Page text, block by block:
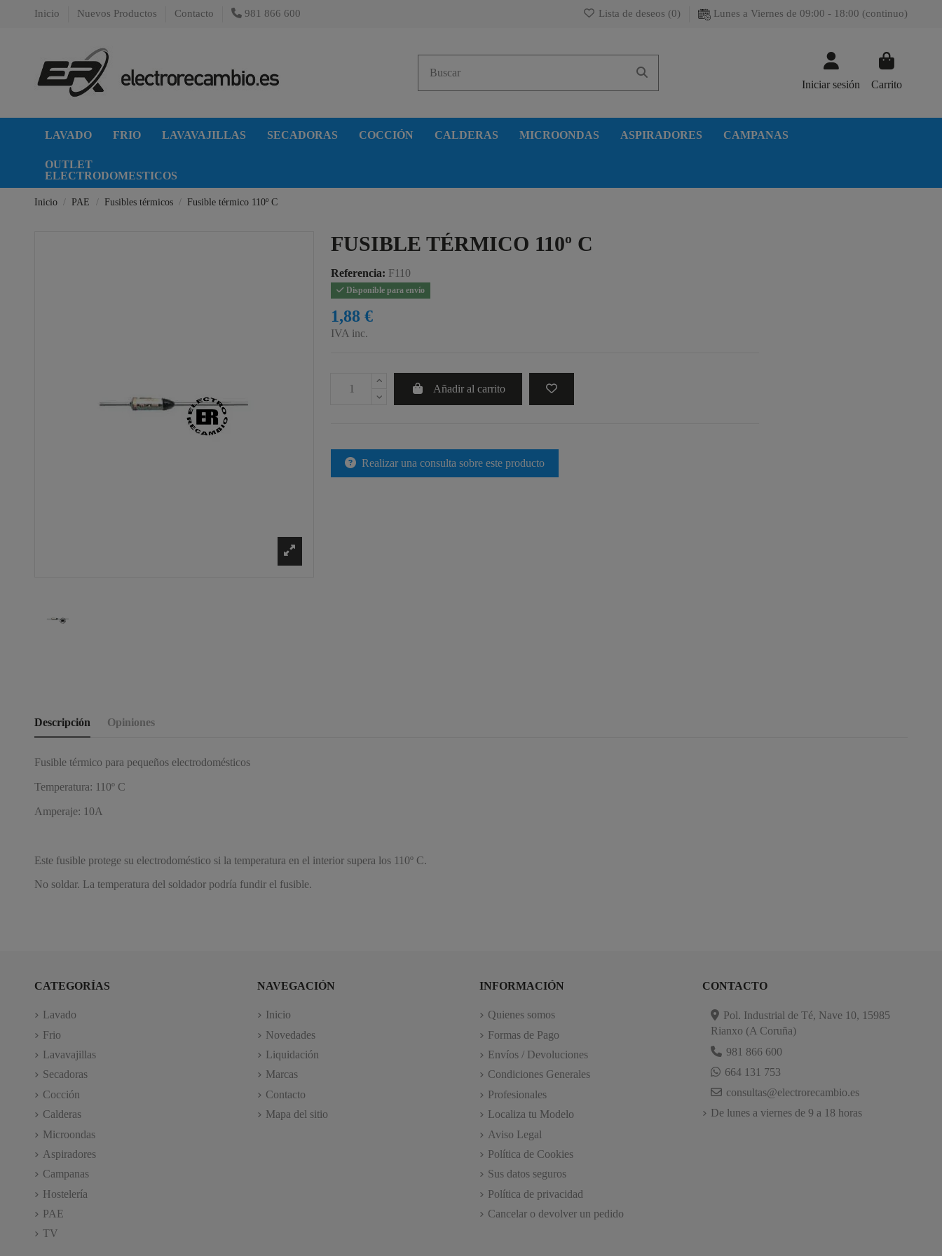
Inicio Nuevos Productos Contacto 981 866 600 Lista de deseos (0) Lunes a Viernes de 09:00 - 18:00 (continuo)
Iniciar sesión Carrito
LAVADO FRIO LAVAVAJILLAS SECADORAS COCCIÓN CALDERAS MICROONDAS ASPIRADORES CAMPANAS
OUTLET
ELECTRODOMESTICOS
Inicio PAE Fusibles térmicos Fusible térmico 110º C
FUSIBLE TÉRMICO 110º C
Referencia: F110
Disponible para envío
1,88 €
IVA inc.
Añadir al carrito
Realizar una consulta sobre este producto
Descripción Opiniones
Fusible térmico para pequeños electrodomésticos
Temperatura: 110º C
Amperaje: 10A
Este fusible protege su electrodoméstico si la temperatura en el interior supera los 110º C.
No soldar. La temperatura del soldador podría fundir el fusible.
CATEGORÍAS
Lavado
Frio
Lavavajillas
Secadoras
Cocción
Calderas
Microondas
Aspiradores
Campanas
Hostelería
PAE
TV
NAVEGACIÓN
Inicio
Novedades
Liquidación
Marcas
Contacto
Mapa del sitio
INFORMACIÓN
Quienes somos
Formas de Pago
Envíos / Devoluciones
Condiciones Generales
Profesionales
Localiza tu Modelo
Aviso Legal
Política de Cookies
Sus datos seguros
Política de privacidad
Cancelar o devolver un pedido
CONTACTO
Pol. Industrial de Té, Nave 10, 15985
Rianxo (A Coruña)
981 866 600
664 131 753
consultas@electrorecambio.es
De lunes a viernes de 9 a 18 horas